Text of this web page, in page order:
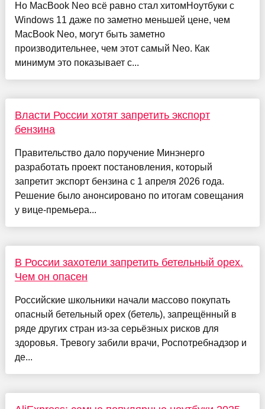
Но MacBook Neo всё равно стал хитомНоутбуки с
Windows 11 даже по заметно меньшей цене, чем
MacBook Neo, могут быть заметно
производительнее, чем этот самый Neo. Как
минимум это показывает с...
Власти России хотят запретить экспорт
бензина
Правительство дало поручение Минэнерго
разработать проект постановления, который
запретит экспорт бензина с 1 апреля 2026 года.
Решение было анонсировано по итогам совещания
у вице-премьера...
В России захотели запретить бетельный орех.
Чем он опасен
Российские школьники начали массово покупать
опасный бетельный орех (бетель), запрещённый в
ряде других стран из-за серьёзных рисков для
здоровья. Тревогу забили врачи, Роспотребнадзор и
де...